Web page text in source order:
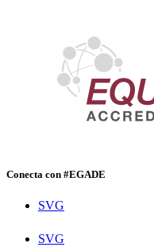
Conecta con #EGADE
SVG
SVG